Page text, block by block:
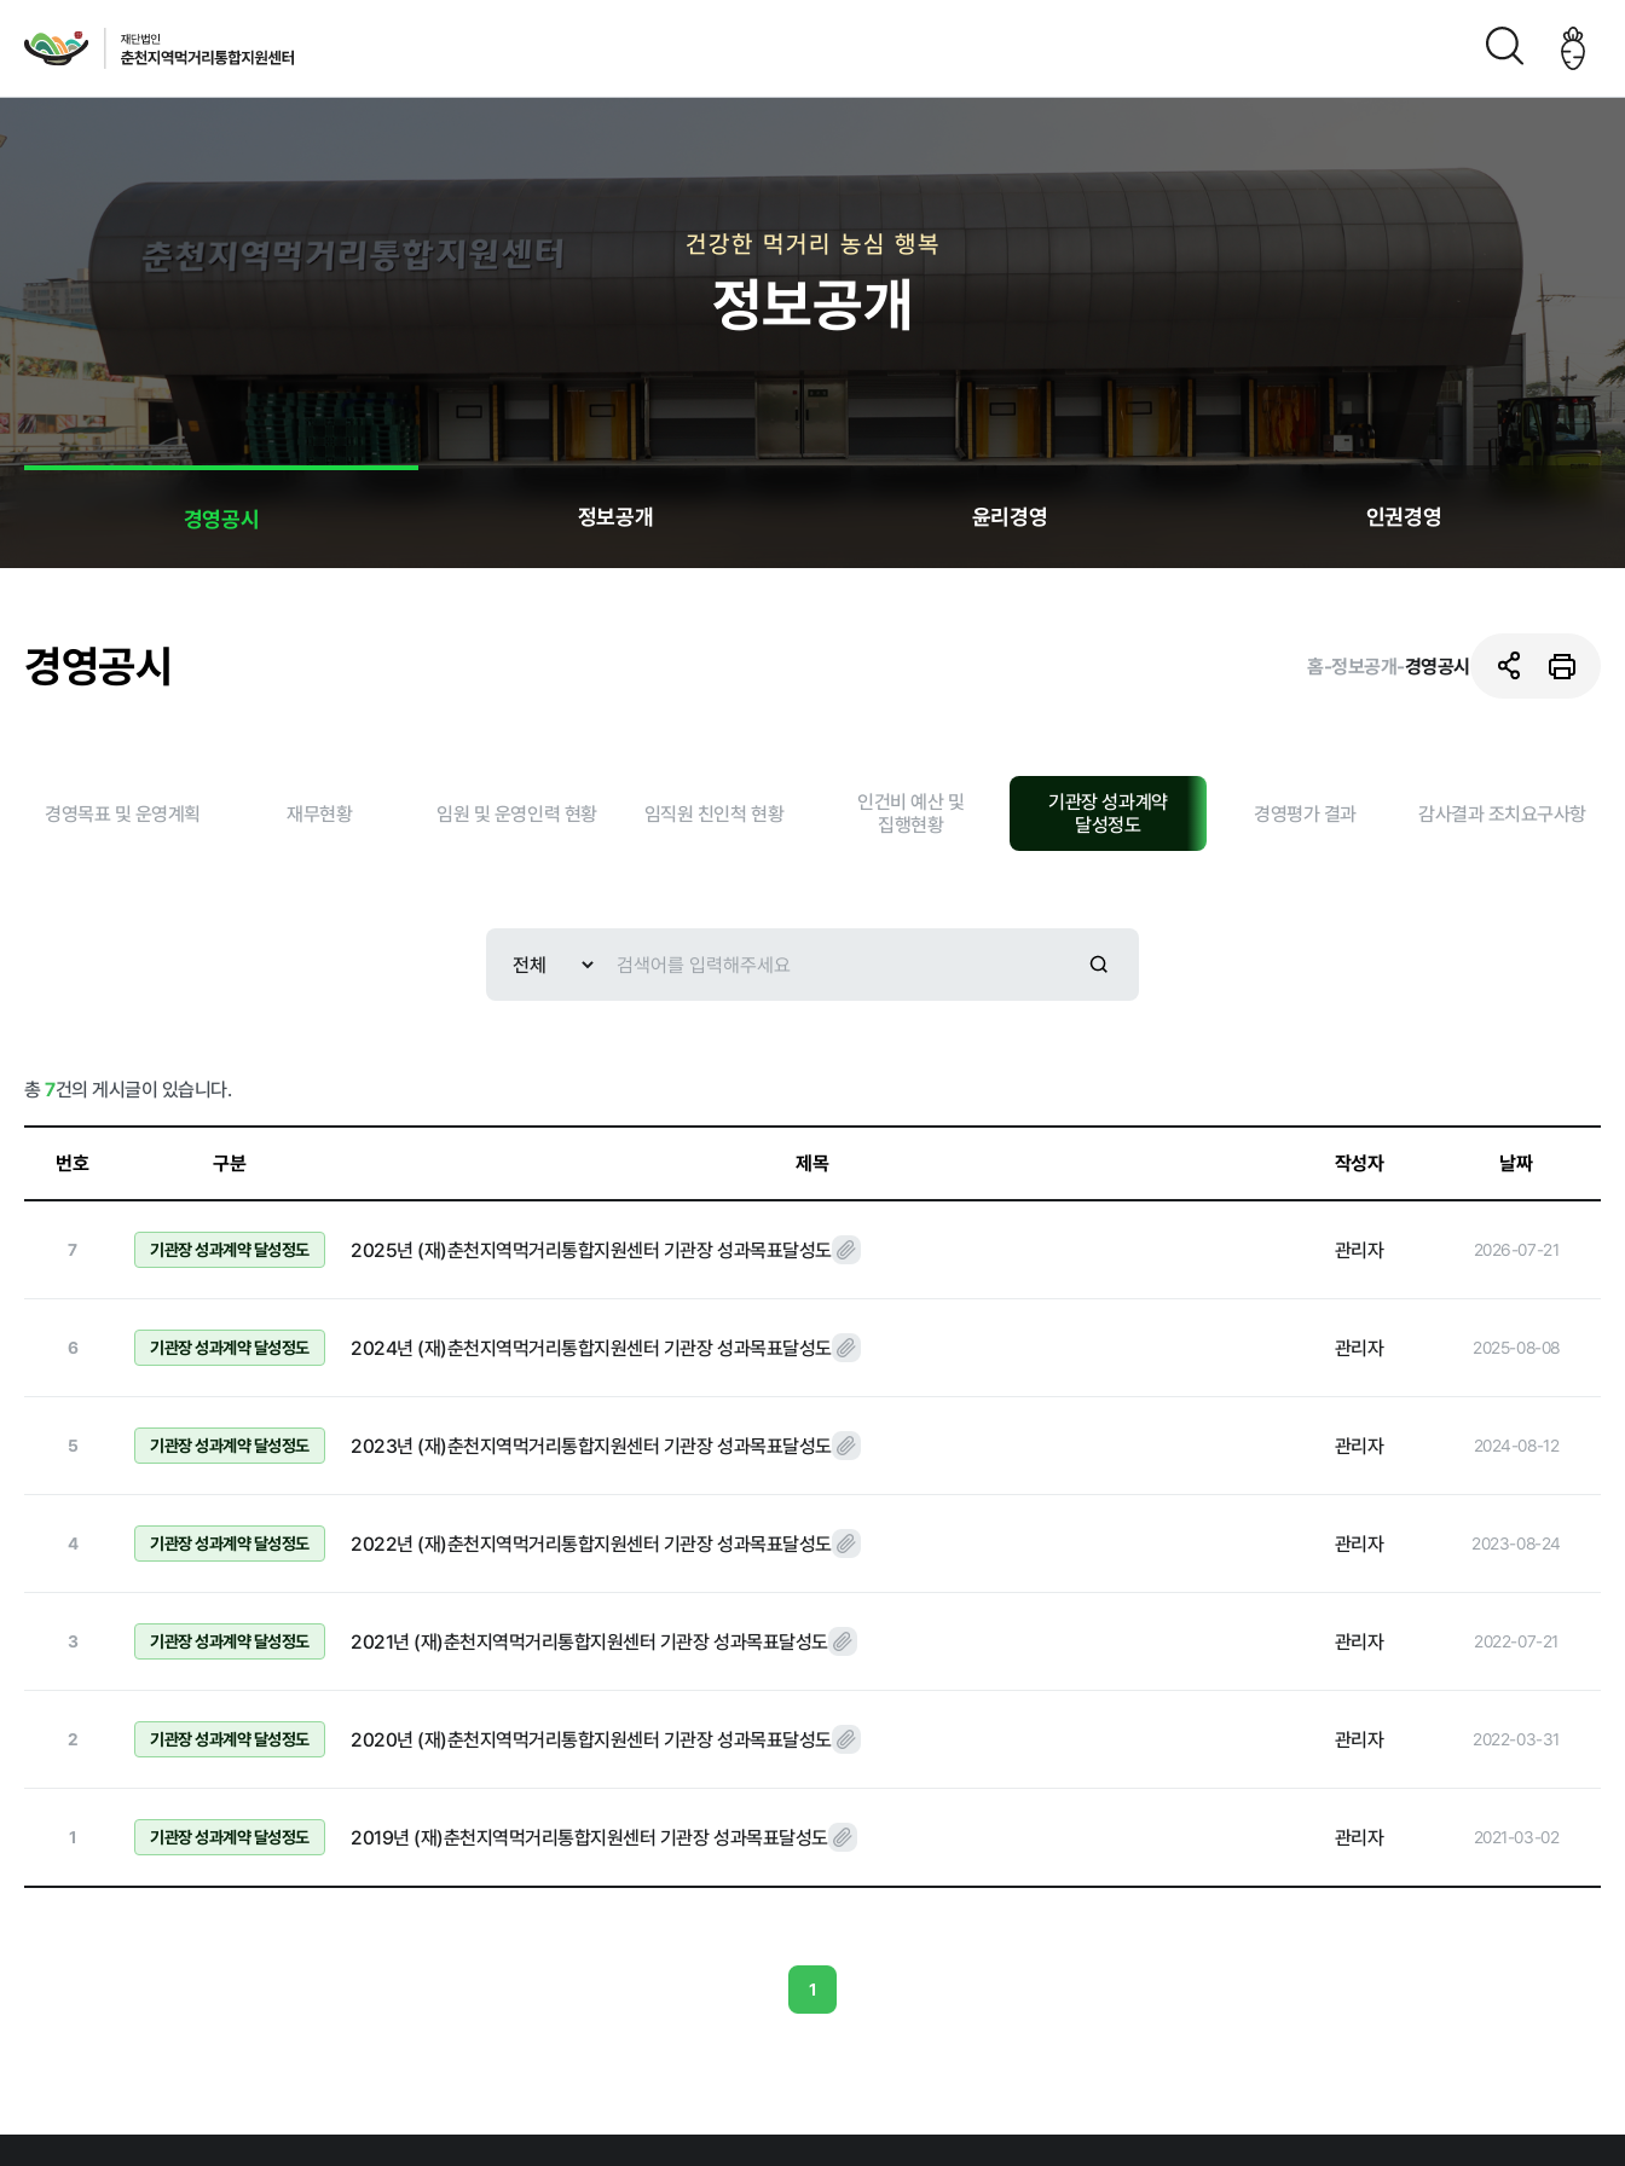
주요사업
먹거리 거버넌스 급식사업
춘천관내 학교현황
직매장 사업 생산관리
공지사항 안전성관리 교육안내 활동사진
정보공개
경영목표 및 운영계획
임원 및 운영인력 현황
기관장 성과계약 달성정도
감사결과 조치요구사항
행정정보공개
업무추진비 및 기타
홍보마당
건강한 먹거리 농심 행복
정보공개
경영공시 정보공개 윤리경영 인권경영
경영공시 홈-정보공개-경영공시
경영목표 및 운영계획 재무현황 임원 및 운영인력 현황 임직원 친인척 현황
인건비 예산 및
집행현황
기관장 성과계약
달성정도
경영평가 결과 감사결과 조치요구사항
총7건의 게시글이 있습니다.
번호 구분 제목 작성자 날짜
7 기관장 성과계약 달성정도 2025년 (재)춘천지역먹거리통합지원센터 기관장 성과목표달성도 관리자 2026-07-21
6 기관장 성과계약 달성정도 2024년 (재)춘천지역먹거리통합지원센터 기관장 성과목표달성도 관리자 2025-08-08
5 기관장 성과계약 달성정도 2023년 (재)춘천지역먹거리통합지원센터 기관장 성과목표달성도 관리자 2024-08-12
4 기관장 성과계약 달성정도 2022년 (재)춘천지역먹거리통합지원센터 기관장 성과목표달성도 관리자 2023-08-24
3 기관장 성과계약 달성정도 2021년 (재)춘천지역먹거리통합지원센터 기관장 성과목표달성도 관리자 2022-07-21
2 기관장 성과계약 달성정도 2020년 (재)춘천지역먹거리통합지원센터 기관장 성과목표달성도 관리자 2022-03-31
1 기관장 성과계약 달성정도 2019년 (재)춘천지역먹거리통합지원센터 기관장 성과목표달성도 관리자 2021-03-02
1